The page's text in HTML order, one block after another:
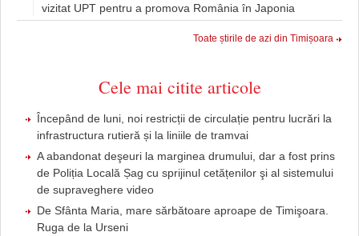
vizitat UPT pentru a promova România în Japonia
Toate știrile de azi din Timișoara
Cele mai citite articole
Începând de luni, noi restricții de circulație pentru lucrări la
infrastructura rutieră și la liniile de tramvai
A abandonat deşeuri la marginea drumului, dar a fost prins
de Poliția Locală Șag cu sprijinul cetățenilor şi al sistemului
de supraveghere video
De Sfânta Maria, mare sărbătoare aproape de Timişoara.
Ruga de la Urseni